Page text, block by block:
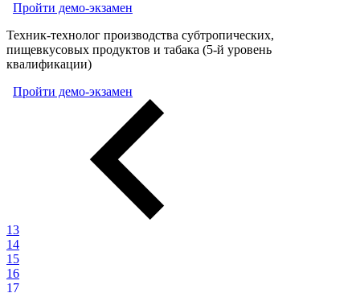
Пройти демо-экзамен
Техник-технолог производства субтропических,
пищевкусовых продуктов и табака (5-й уровень
квалификации)
Пройти демо-экзамен
13
14
15
16
17